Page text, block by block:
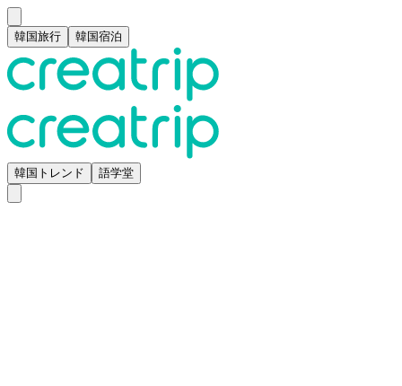
韓国旅行 韓国宿泊
韓国トレンド 語学堂